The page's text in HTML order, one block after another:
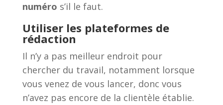
numéro s’il le faut.
Utiliser les plateformes de
rédaction
Il n’y a pas meilleur endroit pour
chercher du travail, notamment lorsque
vous venez de vous lancer, donc vous
n’avez pas encore de la clientèle établie.